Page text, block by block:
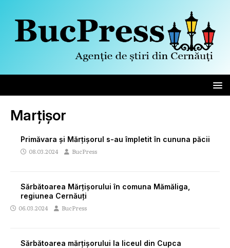
Marțișor
Primăvara și Mărțișorul s-au împletit în cununa păcii
08.03.2024 BucPress
Sărbătoarea Mărțișorului în comuna Mămăliga,
regiunea Cernăuți
06.03.2024 BucPress
Sărbătoarea mărțișorului la liceul din Cupca